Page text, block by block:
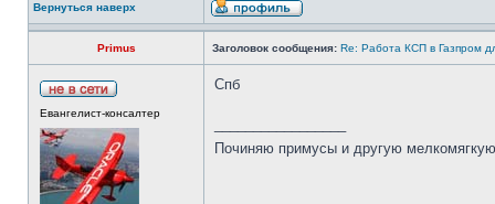
Вернуться наверх
Primus Заголовок сообщения: Re: Работа КСП в Газпром
Евангелист-консалтер
Спб
Починяю примусы и другую